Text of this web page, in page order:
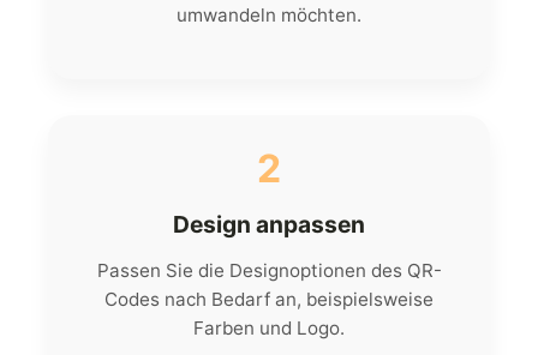
umwandeln möchten.
2
Design anpassen
Passen Sie die Designoptionen des QR-
Codes nach Bedarf an, beispielsweise
Farben und Logo.